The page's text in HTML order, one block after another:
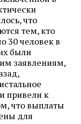
что
тем, кто
30 человек в
были
заявлениям,
привели к
что выплаты
для